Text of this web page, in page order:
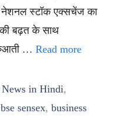
नेशनल स्टॉक एक्सचेंज का
की बढ़त के साथ
… Read more
News in Hindi,
bse sensex, business